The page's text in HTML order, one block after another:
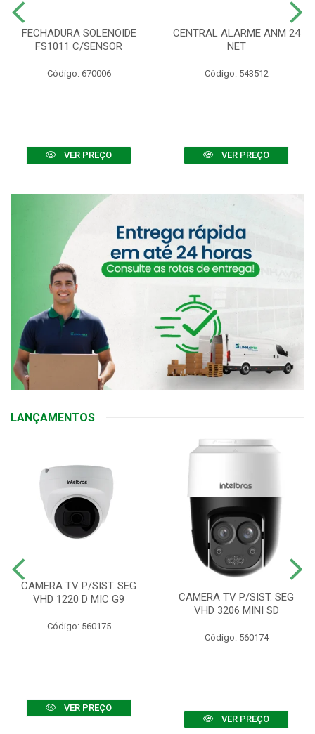
FECHADURA SOLENOIDE
FS1011 C/SENSOR
Código: 670006
VER PREÇO
CENTRAL ALARME ANM 24
NET
Código: 543512
VER PREÇO
LANÇAMENTOS
CAMERA TV P/SIST. SEG
VHD 1220 D MIC G9
Código: 560175
VER PREÇO
CAMERA TV P/SIST. SEG
VHD 3206 MINI SD
Código: 560174
VER PREÇO